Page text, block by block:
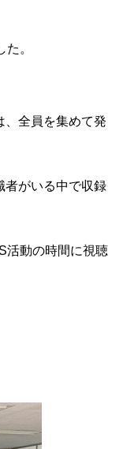
。
、全員を集めて発
者がいる中で収録
活動の時間に視聴